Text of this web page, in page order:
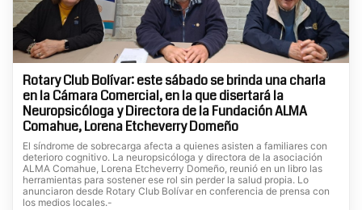
Rotary Club Bolívar: este sábado se brinda una charla
en la Cámara Comercial, en la que disertará la
Neuropsicóloga y Directora de la Fundación ALMA
Comahue, Lorena Etcheverry Domeño
El síndrome de sobrecarga afecta a quienes asisten a familiares con
deterioro cognitivo. La neuropsicóloga y directora de la asociación
ALMA Comahue, Lorena Etcheverry Domeño, reunió en un libro las
herramientas para sostener ese rol sin perder la salud propia. Lo
anunciaron desde Rotary Club Bolívar en conferencia de prensa con
los medios locales.-